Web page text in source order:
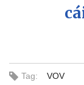
Vụ án
Tin nóng
Tag: VOV